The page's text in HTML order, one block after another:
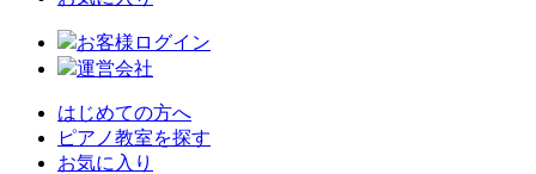
お客様ログイン
運営会社
はじめての方へ
ピアノ教室を探す
お気に入り